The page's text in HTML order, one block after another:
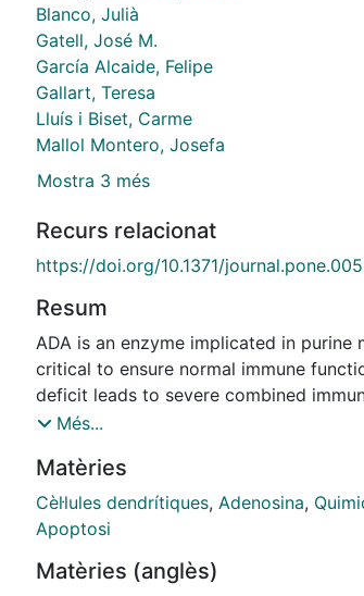
Blanco, Julià
Gatell, José M.
García Alcaide, Felipe
Gallart, Teresa
Lluís i Biset, Carme
Mallol Montero, Josefa
Mostra 3 més
Recurs relacionat
https://doi.org/10.1371/
Resum
ADA is an enzyme implicated in purine
critical to ensure normal immune
deficit leads to severe combined
(SCID). ADA binding to adenosine
crosslinking, which enhances T-cell
proliferation. Despite a large body of
of the ecto-enzyme ADA on T-cell
maturation. To this end we investigated
Més...
Matèries
Cèl·lules dendrítiques, Adenosina,
Apoptosi
Matèries (anglès)